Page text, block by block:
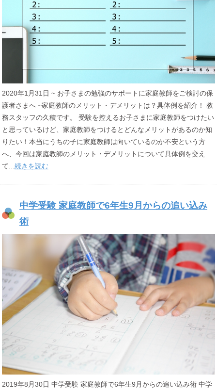
2020年1月31日 ~ お子さまの勉強のサポートに家庭教師をご検討の保
護者さまへ ~家庭教師のメリット・デメリットは？具体例を紹介！ 教
務スタッフの久積です。 受験を控えるお子さまに家庭教師をつけたい
と思っているけど、家庭教師をつけるとどんなメリットがあるのか知
りたい！本当にうちの子に家庭教師は向いているのか不安という方
へ、今回は家庭教師のメリット・デメリットについて具体例を交え
て... 続きを読む
中学受験 家庭教師で6年生9月からの追い込み
術
2019年8月30日 中学受験 家庭教師で6年生9月からの追い込み術 中学